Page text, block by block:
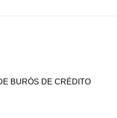
BURÓS DE CRÉDITO